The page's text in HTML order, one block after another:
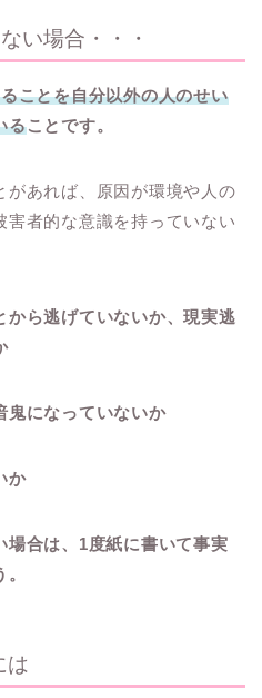
い場合・・・
ことを自分以外の人のせい
ることです。
があれば、原因が環境や人の
者的な意識を持っていない
から逃げていないか、現実逃
鬼になっていないか
か
場合は、1度紙に書いて事実
は